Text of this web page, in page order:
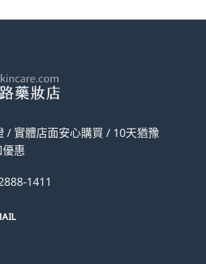
/ 實體店面安心購買 / 10天猶豫
惠
1411